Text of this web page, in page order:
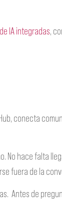
IA integradas,
conecta
hace falta
fuera de la
Antes de